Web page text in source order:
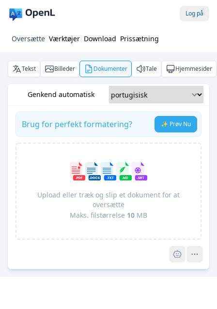
Log på
Oversætte Værktøjer Download Prissætning
Tekst Billeder Dokumenter Tale Hjemmesider
Genkend automatisk
Brug for perfekt formatering? ✨ Prøv Nu
Upload eller træk og slip et dokument for at
oversætte
Maks. filstørrelse 10 MB